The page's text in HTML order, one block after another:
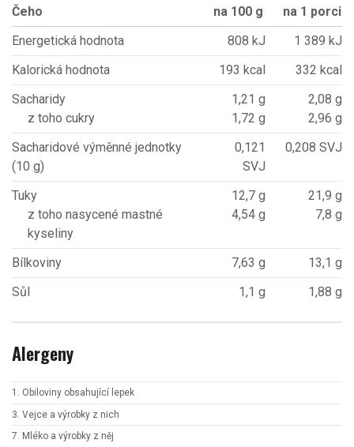
Čeho na 100 g
na 1 porci
Energetická hodnota
808 kJ
1 389 kJ
Kalorická hodnota
193 kcal
332 kcal
Sacharidy
z toho cukry
1,21 g
1,72 g
2,08 g
2,96 g
Sacharidové výměnné jednotky
(10 g)
0,121
SVJ
0,208 SVJ
Tuky
z toho nasycené mastné
kyseliny
12,7 g
4,54 g
21,9 g
7,8 g
Bílkoviny 7,63 g
13,1 g
Sůl
1,1 g 1,88 g
Alergeny
1. Obiloviny obsahující lepek
3. Vejce a výrobky z nich
7. Mléko a výrobky z něj